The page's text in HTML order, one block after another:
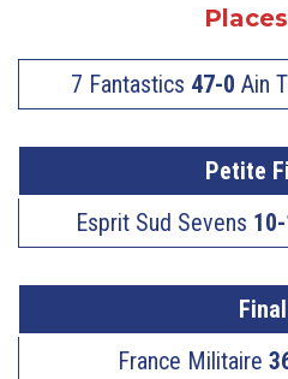
7 Fantastics 47-0 Ain
Petite
Esprit Sud Sevens
France Militaire